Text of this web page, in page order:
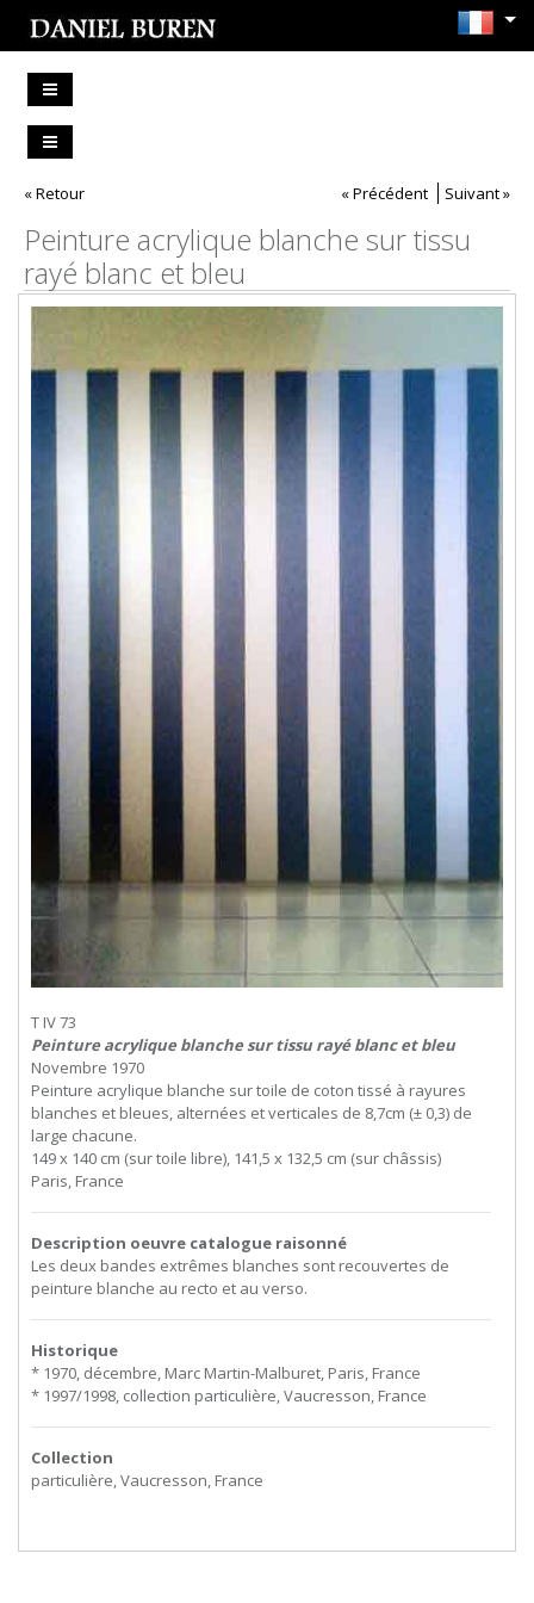
« Retour « Précédent Suivant »
Peinture acrylique blanche sur tissu
rayé blanc et bleu
T IV 73
Peinture acrylique blanche sur tissu rayé blanc et bleu
Novembre 1970
Peinture acrylique blanche sur toile de coton tissé à rayures
blanches et bleues, alternées et verticales de 8,7cm (± 0,3) de
large chacune.
149 x 140 cm (sur toile libre), 141,5 x 132,5 cm (sur châssis)
Paris, France
Description oeuvre catalogue raisonné
Les deux bandes extrêmes blanches sont recouvertes de
peinture blanche au recto et au verso.
Historique
* 1970, décembre, Marc Martin-Malburet, Paris, France
* 1997/1998, collection particulière, Vaucresson, France
Collection
particulière, Vaucresson, France